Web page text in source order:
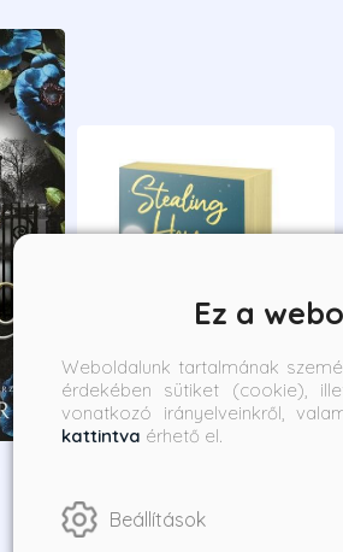
Éldekorált kiadás
Grace Reilly
Ez a
Weboldalunk tartalmának
érdekében sütiket (cookie),
vonatkozó irányelveinkről,
kattintva érhető el.
Beállítások